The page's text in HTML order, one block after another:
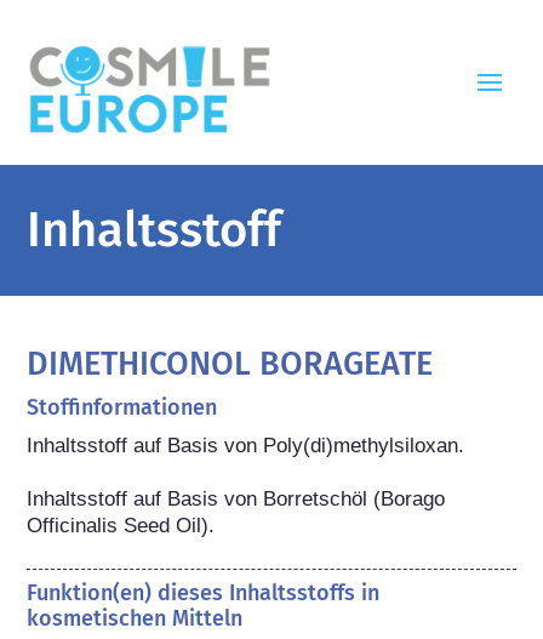
Inhaltsstoff
DIMETHICONOL BORAGEATE
Stoffinformationen
Inhaltsstoff auf Basis von Poly(di)methylsiloxan.
Inhaltsstoff auf Basis von Borretschöl (Borago
Officinalis Seed Oil).
Funktion(en) dieses Inhaltsstoffs in
kosmetischen Mitteln